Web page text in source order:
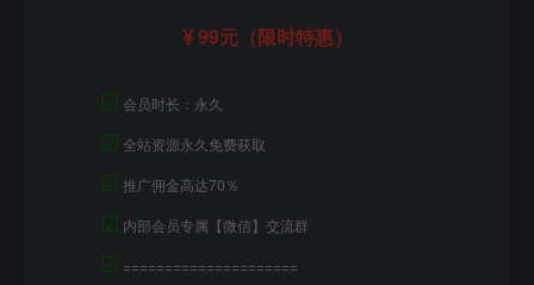
99元（限时特惠）
☑ 会员时长：永久
☑ 全站资源永久免费获取
☑ 推广佣金高达70％
☑ 内部会员专属【微信】交流群
☑ =====================